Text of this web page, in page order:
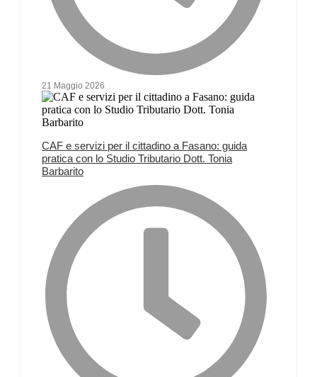
21 Maggio 2026
CAF e servizi per il cittadino a Fasano: guida
pratica con lo Studio Tributario Dott. Tonia
Barbarito